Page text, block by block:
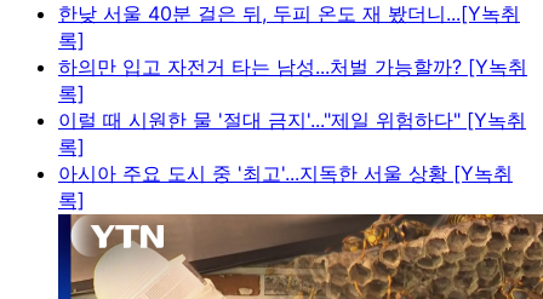
한낮 서울 40분 걸은 뒤, 두피 온도 재 봤더니...[Y녹취
록]
하의만 입고 자전거 타는 남성...처벌 가능할까? [Y녹취
록]
이럴 때 시원한 물 '절대 금지'..."제일 위험하다" [Y녹취
록]
아시아 주요 도시 중 '최고'...지독한 서울 상황 [Y녹취
록]